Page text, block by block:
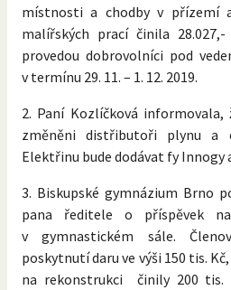
místnosti a chodby v přízemí
malířských prací činila
provedou dobrovolníci pod
v termínu 29. 11. – 1. 12. 2019.
2. Paní Kozlíčková
změněni distřibutoři plynu a
Elektřinu bude dodávat fy Innogy
3. Biskupské gymnázium Brno
pana ředitele o příspěvek
v gymnastickém sále.
poskytnutí daru ve výši 150 tis.
na rekonstrukci činily 200 tis.